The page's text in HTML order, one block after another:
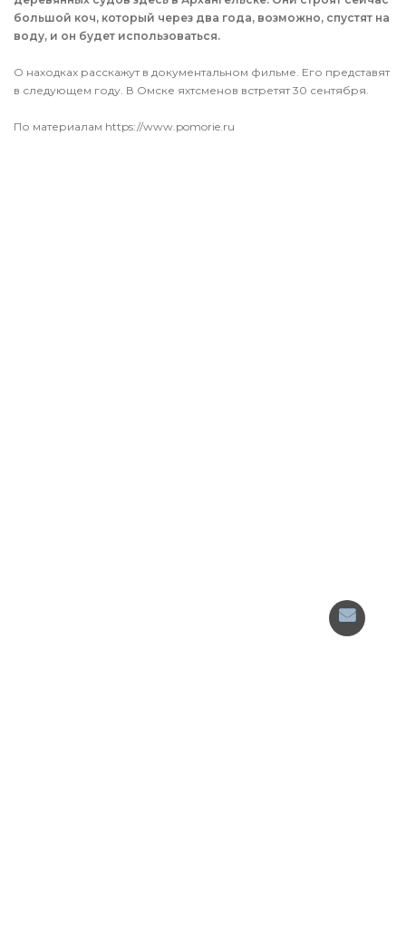
большой коч, который через два года, возможно, спустят на
воду, и он будет использоваться.
О находках расскажут в документальном фильме. Его представят
в следующем году. В Омске яхтсменов встретят 30 сентября.
По материалам https://www.pomorie.ru